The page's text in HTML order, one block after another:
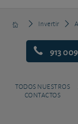
Invertir
913
TODOS NUESTROS
CONTACTOS